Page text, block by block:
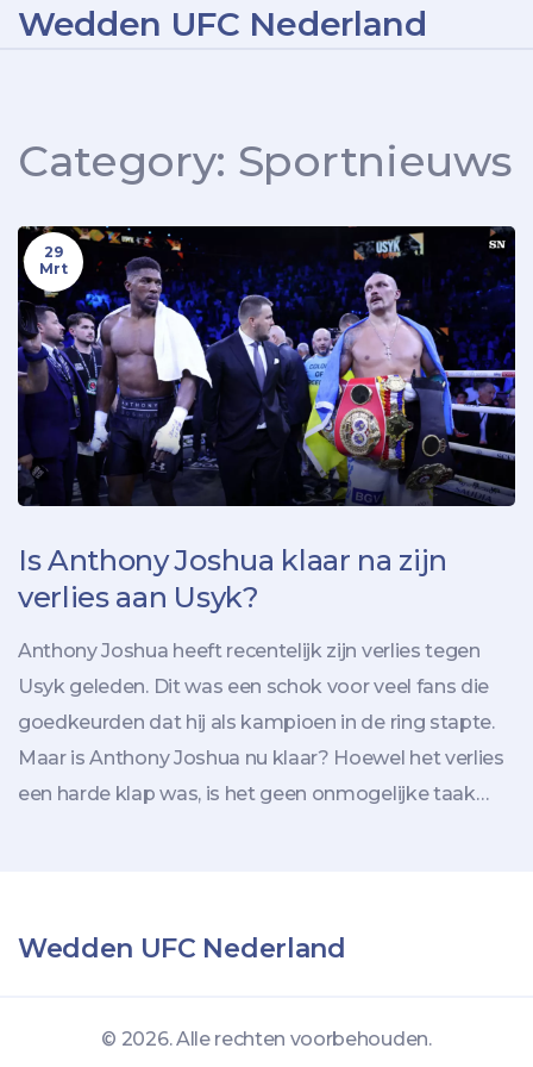
Wedden UFC Nederland
Category: Sportnieuws
29
Mrt
Is Anthony Joshua klaar na zijn
verlies aan Usyk?
Anthony Joshua heeft recentelijk zijn verlies tegen
Usyk geleden. Dit was een schok voor veel fans die
goedkeurden dat hij als kampioen in de ring stapte.
Maar is Anthony Joshua nu klaar? Hoewel het verlies
een harde klap was, is het geen onmogelijke taak
gevechten gewonnen, dus hij heeft het potentieel om
nieren en zal zich niet zomaar gewonnen geven. Hij
Wedden UFC Nederland
© 2026. Alle rechten voorbehouden.